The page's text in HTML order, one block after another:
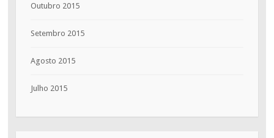
Outubro 2015
Setembro 2015
Agosto 2015
Julho 2015